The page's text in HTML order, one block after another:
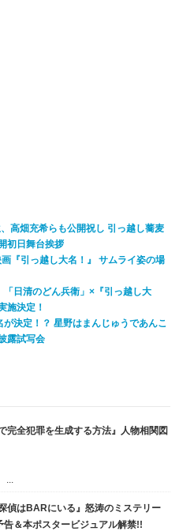
高畑充希らも公開祝し 引っ越し蕎麦
初日舞台挨拶
『引っ越し大名！』 サムライ姿の場
日清のどん兵衛」×『引っ越し大
施決定！
決定！？ 星野はまんじゅうであんこ
露試写会
完全犯罪を生成する方法』人物相関図
偵はBARにいる』怒涛のミステリー
告＆本ポスタービジュアル解禁!!